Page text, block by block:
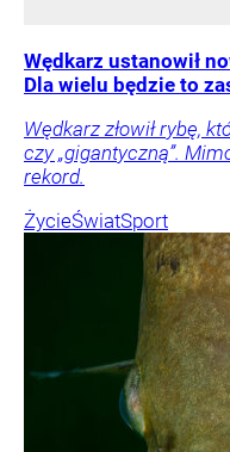
Wędkarz ustanowił
Dla wielu będzie to
Wędkarz złowił rybę,
czy „gigantyczną”.
rekord.
ŻycieŚwiatSport